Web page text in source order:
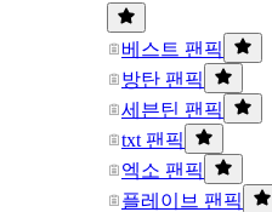
베스트 팬픽
방탄 팬픽
세븐틴 팬픽
txt 팬픽
엑소 팬픽
플레이브 팬픽